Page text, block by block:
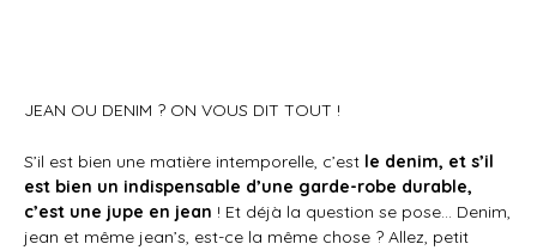
JEAN OU DENIM ? ON VOUS DIT TOUT !
S’il est bien une matière intemporelle, c’est le denim, et s’il
est bien un indispensable d’une garde-robe durable,
c’est une jupe en jean ! Et déjà la question se pose… Denim,
jean et même jean’s, est-ce la même chose ? Allez, petit